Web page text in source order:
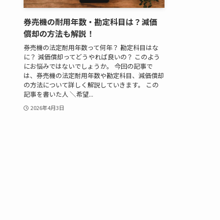
券売機の耐用年数・勘定科目は？減価
償却の方法も解説！
券売機の法定耐用年数って何年？ 勘定科目はな
に？ 減価償却ってどうやれば良いの？ このよう
にお悩みではないでしょうか。 今回の記事で
は、券売機の法定耐用年数や勘定科目、減価償却
の方法について詳しく解説していきます。 この
記事を書いた人 ＼希望...
2026年4月3日